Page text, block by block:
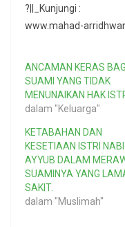
?||_Kunjungi :
www.mahad-
ANCAMAN KERAS BAGI
SUAMI YANG TIDAK
MENUNAIKAN HAK
dalam "Keluarga"
KETABAHAN DAN
KESETIAAN ISTRI NABI
AYYUB DALAM
SUAMINYA YANG
SAKIT.
dalam "Muslimah"